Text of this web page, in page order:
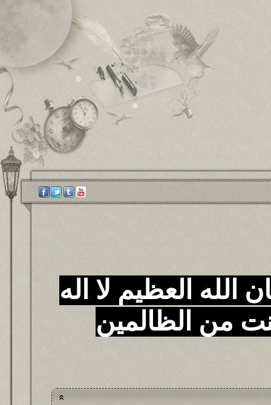
الله العظيم لا اله
من الظالمين